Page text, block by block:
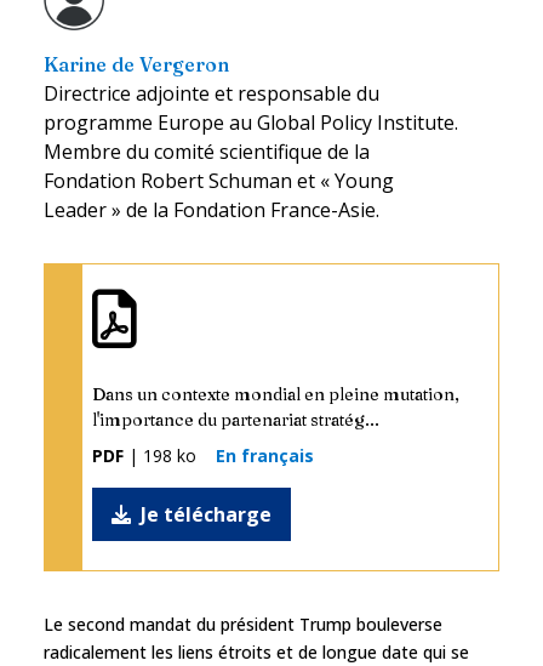
Karine de Vergeron
Directrice adjointe et responsable du
programme Europe au Global Policy Institute.
Membre du comité scientifique de la
Fondation Robert Schuman et « Young
Leader » de la Fondation France-Asie.
Dans un contexte mondial en pleine mutation,
l'importance du partenariat stratég...
PDF | 198 ko En français
Je télécharge
Le second mandat du président Trump bouleverse
radicalement les liens étroits et de longue date qui se